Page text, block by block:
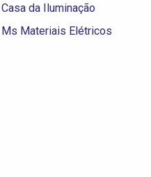
Casa da Iluminação
Ms Materiais Elétricos